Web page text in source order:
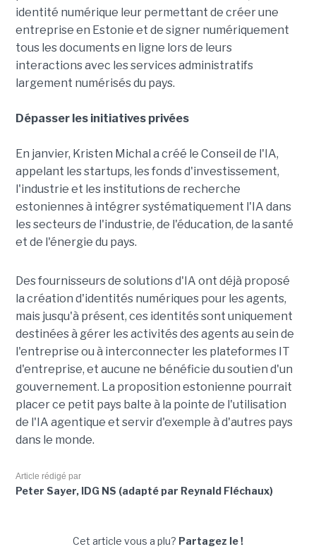
identité numérique leur permettant de créer une
entreprise en Estonie et de signer numériquement
tous les documents en ligne lors de leurs
interactions avec les services administratifs
largement numérisés du pays.
Dépasser les initiatives privées
En janvier, Kristen Michal a créé le Conseil de l'IA,
appelant les startups, les fonds d'investissement,
l'industrie et les institutions de recherche
estoniennes à intégrer systématiquement l'IA dans
les secteurs de l'industrie, de l'éducation, de la santé
et de l'énergie du pays.
Des fournisseurs de solutions d'IA ont déjà proposé
la création d'identités numériques pour les agents,
mais jusqu'à présent, ces identités sont uniquement
destinées à gérer les activités des agents au sein de
l'entreprise ou à interconnecter les plateformes IT
d'entreprise, et aucune ne bénéficie du soutien d'un
gouvernement. La proposition estonienne pourrait
placer ce petit pays balte à la pointe de l'utilisation
de l'IA agentique et servir d'exemple à d'autres pays
dans le monde.
Article rédigé par
Peter Sayer, IDG NS (adapté par Reynald Fléchaux)
Cet article vous a plu? Partagez le !